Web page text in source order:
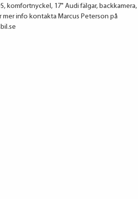
komfortnyckel, 17" Audi fälgar, backkamera,
mer info kontakta Marcus Peterson på